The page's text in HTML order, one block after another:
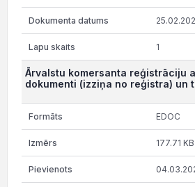
1
Ārvalstu komersanta reģistrāciju
dokumenti (izziņa no reģistra) un
EDOC
177.71 KB